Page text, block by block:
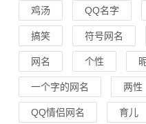
鸡汤 QQ名字
搞笑 符号网名
网名 个性
一个字的网名 两性
QQ情侣网名 育儿